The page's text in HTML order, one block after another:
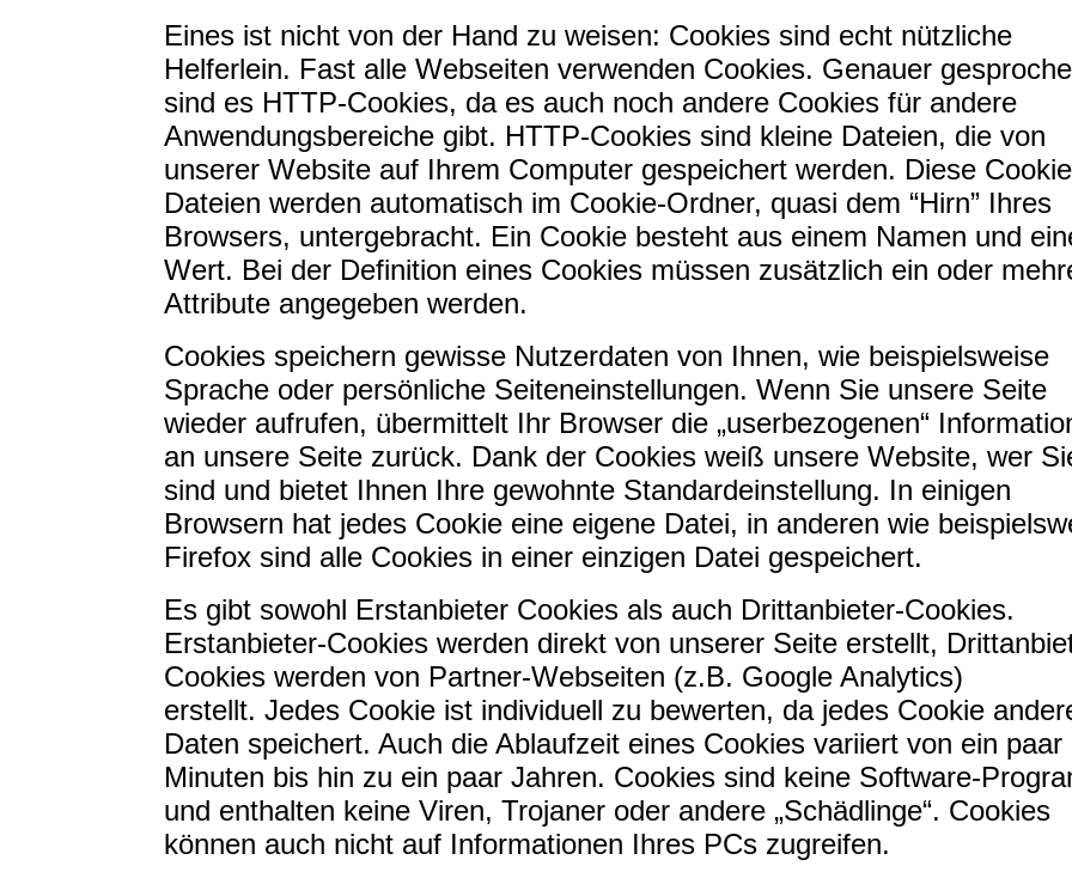
Eines ist nicht von der Hand zu weisen: Cookies sind echt nützliche
Helferlein. Fast alle Webseiten verwenden Cookies. Genauer
sind es HTTP-Cookies, da es auch noch andere Cookies für andere
Anwendungsbereiche gibt. HTTP-Cookies sind kleine Dateien, die von
unserer Website auf Ihrem Computer gespeichert werden. Diese
Dateien werden automatisch im Cookie-Ordner, quasi dem “Hirn” Ihres
Browsers, untergebracht. Ein Cookie besteht aus einem Namen und
Wert. Bei der Definition eines Cookies müssen zusätzlich ein oder
Attribute angegeben werden.
Cookies speichern gewisse Nutzerdaten von Ihnen, wie beispielsweise
Sprache oder persönliche Seiteneinstellungen. Wenn Sie unsere Seite
wieder aufrufen, übermittelt Ihr Browser die „userbezogenen“
an unsere Seite zurück. Dank der Cookies weiß unsere Website, wer
sind und bietet Ihnen Ihre gewohnte Standardeinstellung. In einigen
Browsern hat jedes Cookie eine eigene Datei, in anderen wie
Firefox sind alle Cookies in einer einzigen Datei gespeichert.
Es gibt sowohl Erstanbieter Cookies als auch Drittanbieter-Cookies.
Erstanbieter-Cookies werden direkt von unserer Seite erstellt,
Cookies werden von Partner-Webseiten (z.B. Google Analytics)
erstellt. Jedes Cookie ist individuell zu bewerten, da jedes Cookie
Daten speichert. Auch die Ablaufzeit eines Cookies variiert von ein paar
Minuten bis hin zu ein paar Jahren. Cookies sind keine Software-
und enthalten keine Viren, Trojaner oder andere „Schädlinge“. Cookies
können auch nicht auf Informationen Ihres PCs zugreifen.